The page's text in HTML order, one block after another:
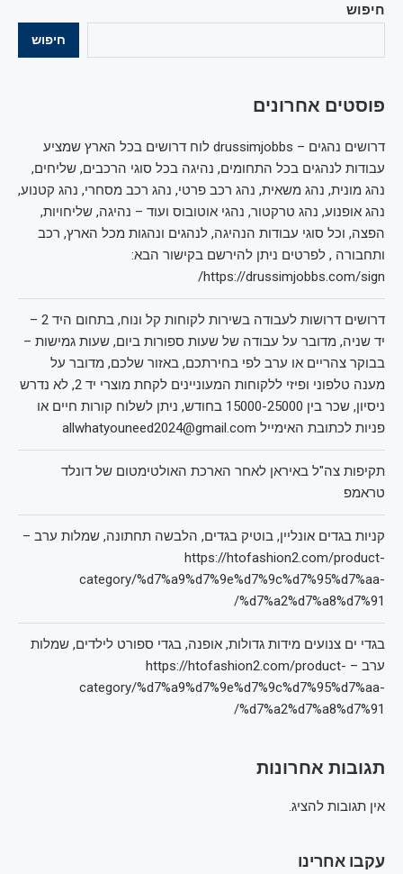
חיפוש
חיפוש
פוסטים אחרונים
דרושים נהגים – drussimjobbs לוח דרושים בכל הארץ שמציע
עבודות לנהגים בכל התחומים, נהיגה בכל סוגי הרכבים, שליחים,
נהג מונית, נהג משאית, נהג רכב פרטי, נהג רכב מסחרי, נהג קטנוע,
נהג אופנוע, נהג טרקטור, נהגי אוטובוס ועוד – נהיגה, שליחויות,
הפצה, וכל סוגי עבודות הנהיגה, לנהגים ונהגות מכל הארץ, רכב
ותחבורה , לפרטים ניתן להירשם בקישור הבא:
https://drussimjobbs.com/sign/
דרושים דרושות לעבודה בשירות לקוחות קל ונוח, בתחום היד 2 –
יד שניה, מדובר על עבודה של שעות ספורות ביום, שעות גמישות –
בבוקר צהריים או ערב לפי בחירתכם, באזור שלכם, מדובר על
מענה טלפוני ופיזי ללקוחות המעוניינים לקחת מוצרי יד 2, לא נדרש
ניסיון, שכר בין 15000-25000 בחודש, ניתן לשלוח קורות חיים או
פניות לכתובת האימייל allwhatyouneed2024@gmail.com
תקיפות צה"ל באיראן לאחר הארכת האולטימטום של דונלד
טראמפ
קניות בגדים אונליין, בוטיק בגדים, הלבשה תחתונה, שמלות ערב –
https://htofashion2.com/product-
category/%d7%a9%d7%9e%d7%9c%d7%95%d7%aa-
%d7%a2%d7%a8%d7%91/
בגדי ים צנועים מידות גדולות, אופנה, בגדי ספורט לילדים, שמלות
ערב – https://htofashion2.com/product-
category/%d7%a9%d7%9e%d7%9c%d7%95%d7%aa-
%d7%a2%d7%a8%d7%91/
תגובות אחרונות
אין תגובות להציג.
עקבו אחרינו